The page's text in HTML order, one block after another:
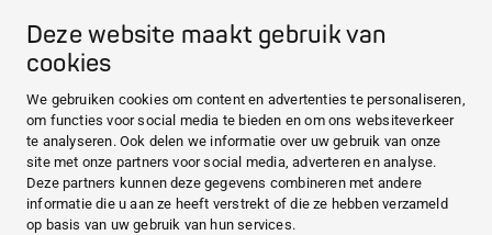
Deze website maakt gebruik van
cookies
We gebruiken cookies om content en advertenties te personaliseren,
om functies voor social media te bieden en om ons websiteverkeer
te analyseren. Ook delen we informatie over uw gebruik van onze
site met onze partners voor social media, adverteren en analyse.
Deze partners kunnen deze gegevens combineren met andere
informatie die u aan ze heeft verstrekt of die ze hebben verzameld
op basis van uw gebruik van hun services.
Contact
Waar te koop?
PRODUCTEN
MEDI.CONNECT
KENNISBANK
Facebook